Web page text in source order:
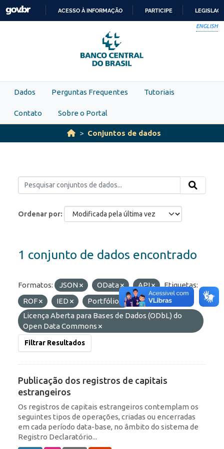
Skip to main content
PARA
O
CONTEÚDO
ACESSO À INFORMAÇÃO PARTICIPE
ENGLISH
Dados Perguntas Frequentes Tutoriais
Contato Sobre o Portal
Conjuntos de dados
Ordenar por
1 conjunto de dados encontrado
Formatos: JSON OData API
Etiquetas:
ROF
IED Portfólio
Licenças:
Licença Aberta para Bases de Dados (ODbL) do
Open Data Commons
Filtrar Resultados
Publicação dos registros de capitais
estrangeiros
Os registros de capitais estrangeiros contemplam os
seguintes tipos de operações, criadas ou encerradas
em cada período data-base, no âmbito do sistema de
Registro Declaratório...